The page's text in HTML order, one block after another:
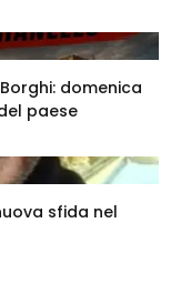
domenica
paese
sfida nel